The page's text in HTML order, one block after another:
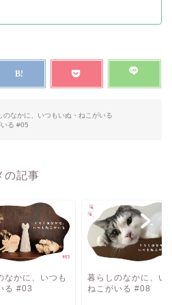
のなかに、いつもいぬ・ねこがいる
る #05
の記事
なかに、いつも
る #03
暮らしのなかに、い
ねこがいる #08